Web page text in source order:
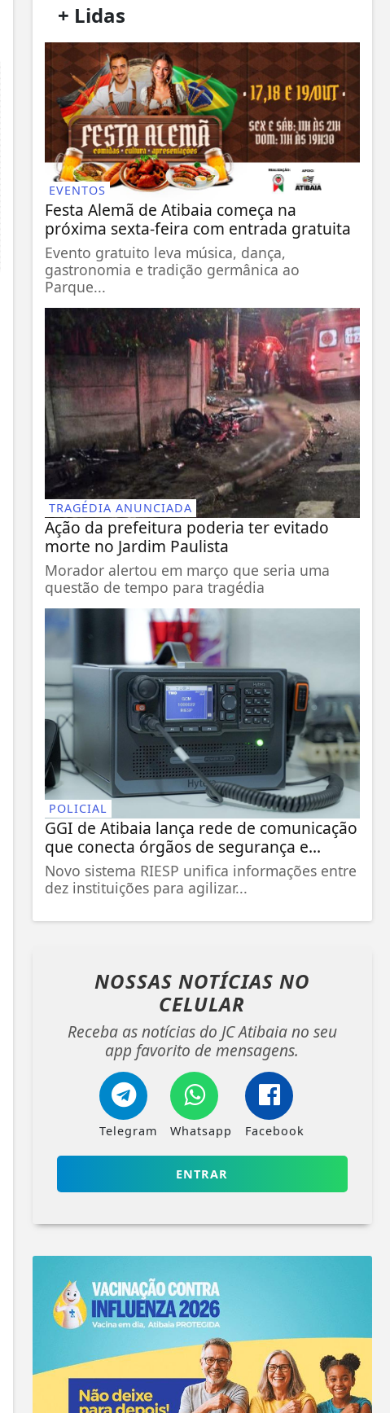
+ Lidas
EVENTOS
Festa Alemã de Atibaia começa na
próxima sexta-feira com entrada gratuita
Evento gratuito leva música, dança,
gastronomia e tradição germânica ao
Parque...
TRAGÉDIA ANUNCIADA
Ação da prefeitura poderia ter evitado
morte no Jardim Paulista
Morador alertou em março que seria uma
questão de tempo para tragédia
POLICIAL
GGI de Atibaia lança rede de comunicação
que conecta órgãos de segurança e...
Novo sistema RIESP unifica informações entre
dez instituições para agilizar...
NOSSAS NOTÍCIAS NO
CELULAR
Receba as notícias do JC Atibaia no seu
app favorito de mensagens.
Telegram Whatsapp Facebook
ENTRAR